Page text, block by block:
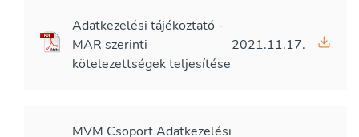
Adatkezelési tájékoztató -
MAR szerinti
kötelezettségek teljesítése
2021.11.17.
MVM Csoport Adatkezelési